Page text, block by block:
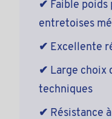
✔ Faible
entretoises
✔ Excellente
✔ Large choix
techniques
✔ Résistance